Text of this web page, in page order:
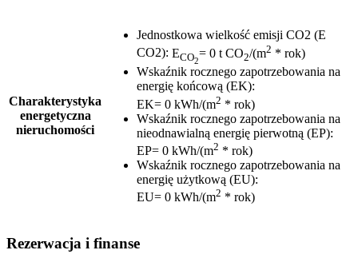
Charakterystyka
energetyczna
nieruchomości
Jednostkowa wielkość emisji CO2 (E
CO2): ECO2
= 0 t CO2/(m2 * rok)
Wskaźnik rocznego zapotrzebowania na
energię końcową (EK):
EK= 0 kWh/(m2 * rok)
Wskaźnik rocznego zapotrzebowania na
nieodnawialną energię pierwotną (EP):
EP= 0 kWh/(m2 * rok)
Wskaźnik rocznego zapotrzebowania na
energię użytkową (EU):
EU= 0 kWh/(m2 * rok)
Rezerwacja i finanse